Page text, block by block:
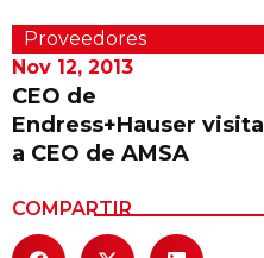
Minería Superficie
Minerí­a Subterránea
Proveedores
Canal Digital
Proveedores
Nov 12, 2013
CEO de
Endress+Hauser visita
a CEO de AMSA
COMPARTIR